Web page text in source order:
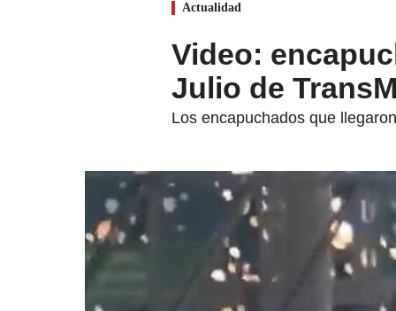
Actualidad
Video:
Julio de
Los encapuchados que